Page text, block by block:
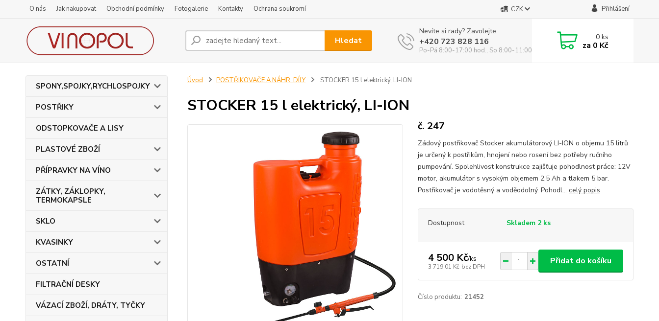
O nás Jak nakupovat Obchodní podmínky Fotogalerie Kontakty Ochrana soukromí CZK Přihlášení
Hledat
Nevíte si rady? Zavolejte.
+420 723 828 116
Po-Pá 8:00-17:00 hod., So 8:00-11:00 hod.
0ks
za 0 Kč
SPONY,SPOJKY,RYCHLOSPOJKY
POSTŘIKY
ODSTOPKOVAČE A LISY
PLASTOVÉ ZBOŽÍ
PŘÍPRAVKY NA VÍNO
ZÁTKY, ZÁKLOPKY,
TERMOKAPSLE
SKLO
KVASINKY
OSTATNÍ
FILTRAČNÍ DESKY
VÁZACÍ ZBOŽÍ, DRÁTY, TYČKY
Úvod POSTŘIKOVAČE A NÁHR. DÍLY STOCKER 15 l elektrický, LI-ION
STOCKER 15 l elektrický, LI-ION
č. 247
Zádový postřikovač Stocker akumulátorový LI-ION o objemu 15 litrů
je určený k postřikům, hnojení nebo rosení bez potřeby ručního
pumpování. Spolehlivost konstrukce zajišťuje pohodlnost práce: 12V
motor, akumulátor s vysokým objemem 2,5 Ah a tlakem 5 bar.
Postřikovač je vodotěsný a voděodolný. Pohodl... celý popis
Dostupnost Skladem 2 ks
4 500 Kč/ks
3 719,01 Kč bez DPH
Přidat do košíku
Číslo produktu: 21452